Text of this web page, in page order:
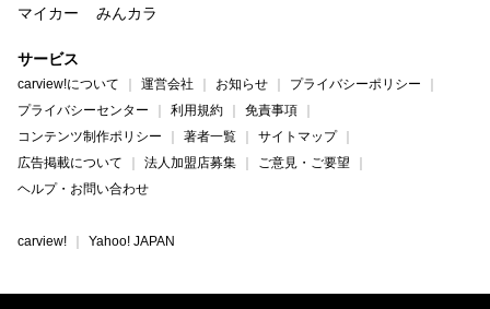
マイカー
みんカラ
サービス
carview!について 運営会社 お知らせ
プライバシーポリシー
プライバシーセンター
利用規約
免責事項
コンテンツ制作ポリシー
著者一覧
サイトマップ
広告掲載について
法人加盟店募集
ご意見・ご要望
ヘルプ・お問い合わせ
carview! Yahoo! JAPAN